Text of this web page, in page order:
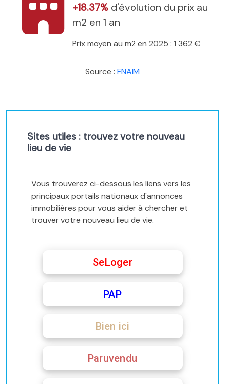
+18.37% d'évolution du prix au
m2 en 1 an
Prix moyen au m2 en 2025 : 1 362 €
Source : FNAIM
Sites utiles : trouvez votre nouveau
lieu de vie
Vous trouverez ci-dessous les liens vers les
principaux portails nationaux d'annonces
immobilières pour vous aider à chercher et
trouver votre nouveau lieu de vie.
SeLoger
PAP
Bien ici
Paruvendu